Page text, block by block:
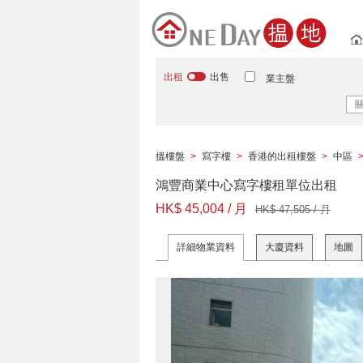
出租 出售 業主盤
搵樓盤 > 寫字樓 > 香港的出租樓盤 > 中區 >
鴻豐商業中心寫字樓租單位出租
HK$ 45,004 / 月
HK$ 47,505 / 月
詳細物業資料 大廈資料 地圖